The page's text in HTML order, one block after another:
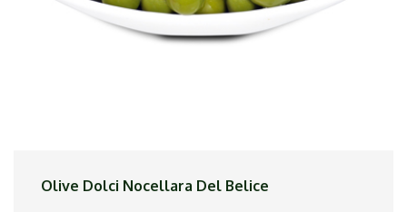
Olive Dolci Nocellara Del Belice